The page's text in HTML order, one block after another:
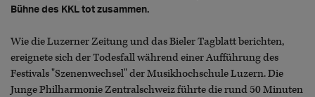
Bühne des KKL tot zusammen.
Wie die Luzerner Zeitung und das Bieler Tagblatt berichten,
ereignete sich der Todesfall während einer Aufführung des
Festivals "Szenenwechsel" der Musikhochschule Luzern. Die
Junge Philharmonie Zentralschweiz führte die rund 50 Minuten